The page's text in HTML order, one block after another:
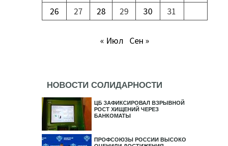
26
27 28 29 30 31
« Июл Сен »
НОВОСТИ СОЛИДАРНОСТИ
ЦБ ЗАФИКСИРОВАЛ ВЗРЫВНОЙ
РОСТ ХИЩЕНИЙ ЧЕРЕЗ
БАНКОМАТЫ
ПРОФСОЮЗЫ РОССИИ ВЫСОКО